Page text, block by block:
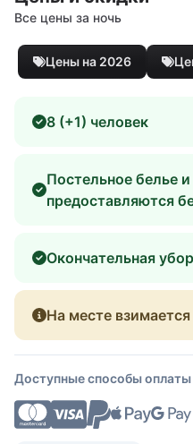
Все цены за ночь
Цены на 2026
8 (+1) человек
Постельное белье
предоставляются
Окончательная
На месте
Доступные способы оплаты